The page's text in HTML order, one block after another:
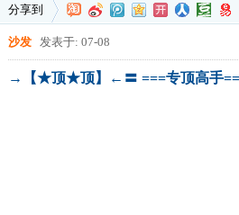
分享到
沙发 发表于: 07-08
→【★顶★顶】←〓 ===专顶高手